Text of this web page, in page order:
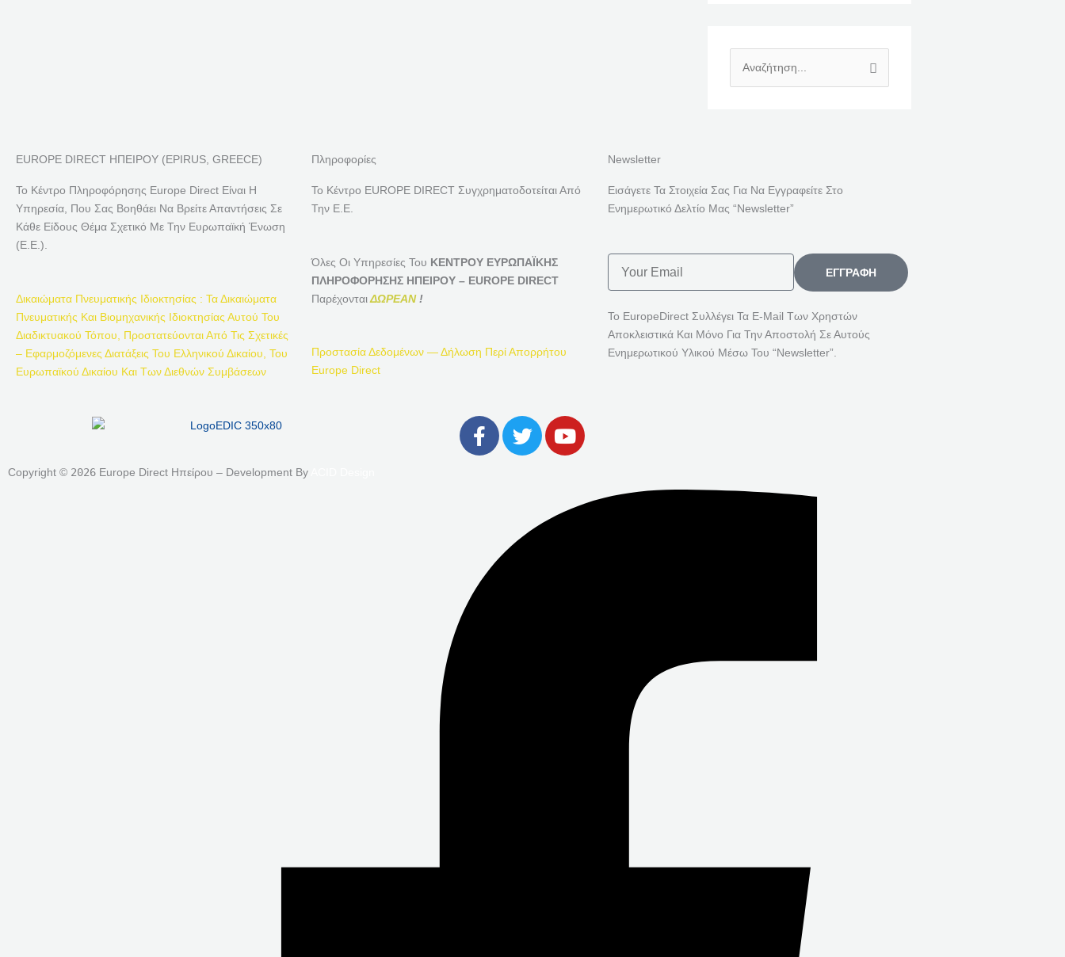
Η
Ι
Α
EUROPE DIRECT ΗΠΕΙΡΟΥ (EPIRUS, GREECE)
Το Κέντρο Πληροφόρησης Europe Direct Είναι Η
Υπηρεσία, Που Σας Βοηθάει Να Βρείτε Απαντήσεις Σε
Κάθε Είδους Θέμα Σχετικό Με Την Ευρωπαϊκή Ένωση
(Ε.Ε.).
Δικαιώματα Πνευματικής Ιδιοκτησίας : Τα Δικαιώματα
Πνευματικής Και Βιομηχανικής Ιδιοκτησίας Αυτού Του
Διαδικτυακού Τόπου, Προστατεύονται Από Τις Σχετικές
– Εφαρμοζόμενες Διατάξεις Του Ελληνικού Δικαίου, Του
Ευρωπαϊκού Δικαίου Και Των Διεθνών Συμβάσεων
Πληροφορίες
Το Κέντρο EUROPE DIRECT Συγχρηματοδοτείται Από
Την Ε.Ε.
Όλες Οι Υπηρεσίες Του ΚΕΝΤΡΟΥ ΕΥΡΩΠΑΪΚΗΣ
ΠΛΗΡΟΦΟΡΗΣΗΣ ΗΠΕΙΡΟΥ – EUROPE DIRECT
Παρέχονται ΔΩΡΕΑΝ!
Προστασία Δεδομένων — Δήλωση Περί Απορρήτου
Europe Direct
Newsletter
Εισάγετε Τα Στοιχεία Σας Για Να Εγγραφείτε Στο
Ενημερωτικό Δελτίο Μας “Newsletter”
ΕΓΓΡΑΦΉ
Το EuropeDirect Συλλέγει Τα E-Mail Των Χρηστών
Αποκλειστικά Και Μόνο Για Την Αποστολή Σε Αυτούς
Ενημερωτικού Υλικού Μέσω Του “Newsletter”.
F
A
-
T
W
E
R
Y
O
U
Copyright © 2026 Europe Direct Ηπείρου – Development By